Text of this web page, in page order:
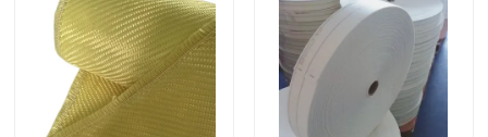
공장 여행
품질 관리